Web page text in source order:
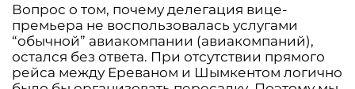
Вопрос о том, почему делегация вице-
премьера не воспользовалась услугами
“обычной” авиакомпании (авиакомпаний),
остался без ответа. При отсутствии прямого
рейса между Ереваном и Шымкентом логично